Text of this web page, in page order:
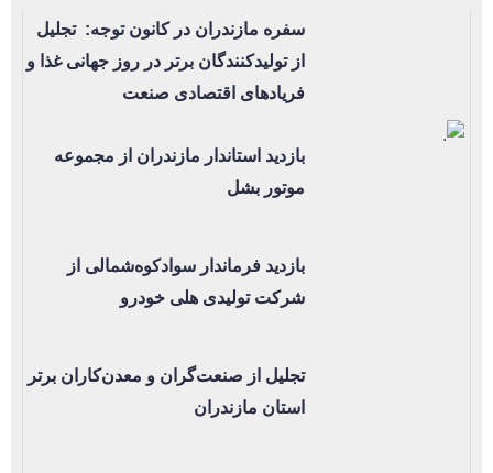
سفره مازندران در کانون توجه: تجلیل
از تولیدکنندگان برتر در روز جهانی غذا و
فریادهای اقتصادی صنعت
بازدید استاندار مازندران از مجموعه
موتور بشل
بازدید فرماندار سوادکوه‌شمالی از
شرکت تولیدی هلی خودرو
تجلیل از صنعت‌گران و معدن‌کاران برتر
استان مازندران